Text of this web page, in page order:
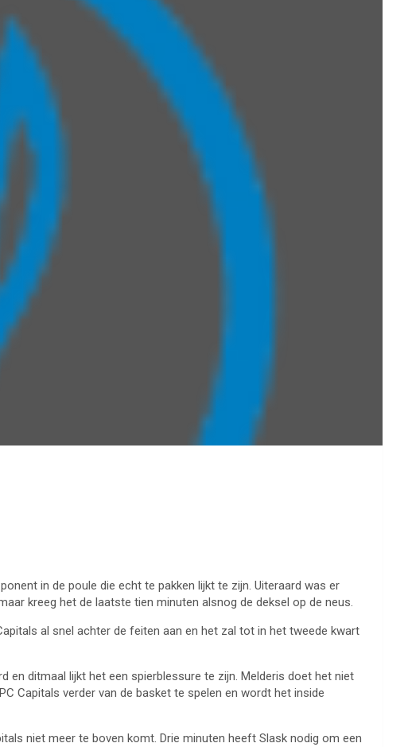
in de poule die echt te pakken lijkt te zijn. Uiteraard was er
kreeg het de laatste tien minuten alsnog de deksel op de neus.
al snel achter de feiten aan en het zal tot in het tweede kwart
en ditmaal lijkt het een spierblessure te zijn. Melderis doet het niet
Capitals verder van de basket te spelen en wordt het inside
niet meer te boven komt. Drie minuten heeft Slask nodig om een